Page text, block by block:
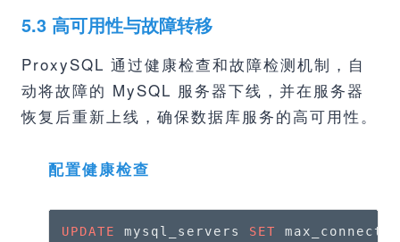
5.3 高可用性与故障转移
ProxySQL 通过健康检查和故障检测机制，自
动将故障的 MySQL 服务器下线，并在服务器
恢复后重新上线，确保数据库服务的高可用性。
配置健康检查
UPDATE mysql_servers SET